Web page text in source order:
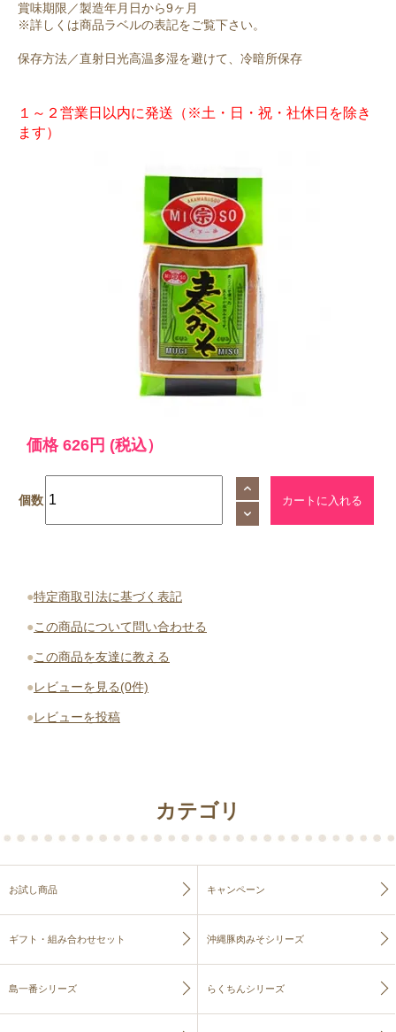
賞味期限／製造年月日から9ヶ月
※詳しくは商品ラベルの表記をご覧下さい。
保存方法／直射日光高温多湿を避けて、冷暗所保存
１～２営業日以内に発送（※土・日・祝・社休日を除き
ます）
価格 626円 (税込）
個数
●特定商取引法に基づく表記
●この商品について問い合わせる
●この商品を友達に教える
●レビューを見る(0件)
●レビューを投稿
カテゴリ
お試し商品 キャンペーン
ギフト・組み合わせセット 沖縄豚肉みそシリーズ
島一番シリーズ らくちんシリーズ